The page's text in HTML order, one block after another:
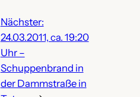
Nächster:
24.03.2011, ca. 19:20
Uhr –
Schuppenbrand in
der Dammstraße in